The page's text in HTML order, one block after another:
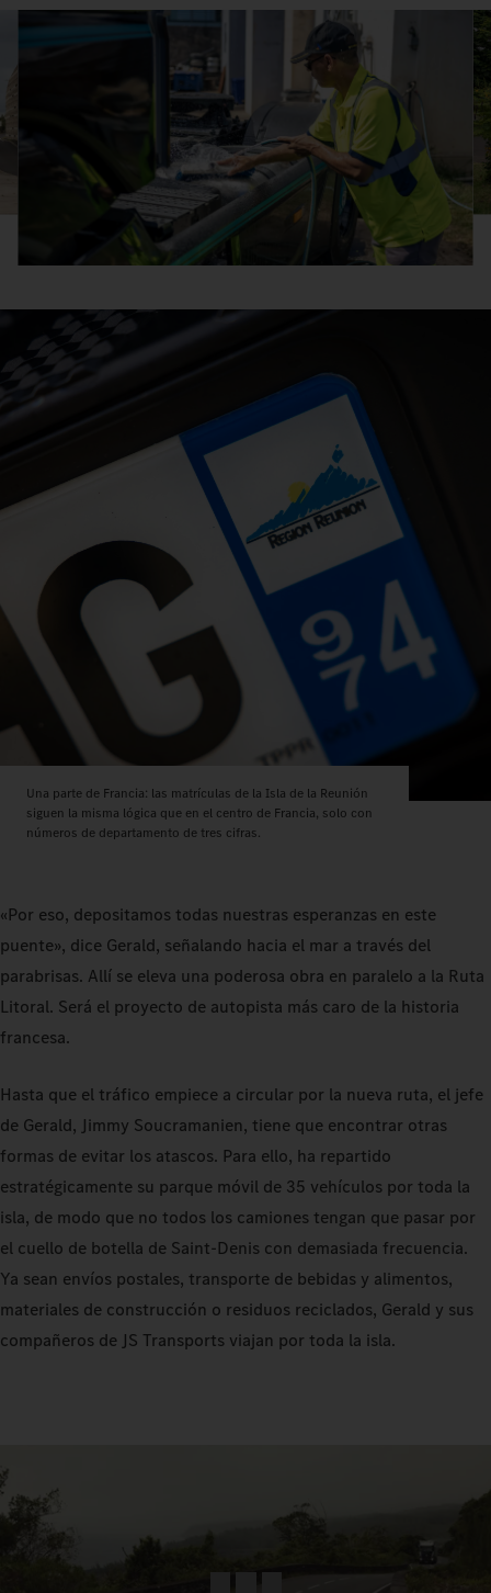
Una parte de Francia: las matrículas de la Isla de la Reunión
siguen la misma lógica que en el centro de Francia, solo con
números de departamento de tres cifras.
«Por eso, depositamos todas nuestras esperanzas en este
puente», dice Gerald, señalando hacia el mar a través del
parabrisas. Allí se eleva una poderosa obra en paralelo a la Ruta
Litoral. Será el proyecto de autopista más caro de la historia
francesa.
Hasta que el tráfico empiece a circular por la nueva ruta, el jefe
de Gerald, Jimmy Soucramanien, tiene que encontrar otras
formas de evitar los atascos. Para ello, ha repartido
estratégicamente su parque móvil de 35 vehículos por toda la
isla, de modo que no todos los camiones tengan que pasar por
el cuello de botella de Saint-Denis con demasiada frecuencia.
Ya sean envíos postales, transporte de bebidas y alimentos,
materiales de construcción o residuos reciclados, Gerald y sus
compañeros de JS Transports viajan por toda la isla.